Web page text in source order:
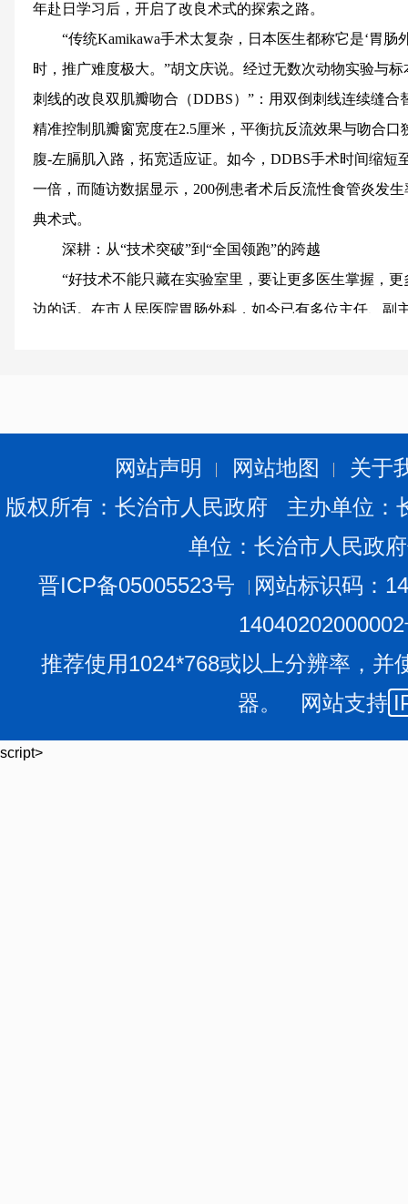
年赴日学习后，开启了改良术式的探索之路。
“传统Kamikawa手术太复杂，日本医生都称它是‘胃肠
时，推广难度极大。”胡文庆说。经过无数次动物实验与
刺线的改良双肌瓣吻合（DDBS）”：用双倒刺线连续缝
精准控制肌瓣窗宽度在2.5厘米，平衡抗反流效果与吻合
腹-左膈肌入路，拓宽适应证。如今，DDBS手术时间缩短
一倍，而随访数据显示，200例患者术后反流性食管炎发
典术式。
深耕：从“技术突破”到“全国领跑”的跨越
“好技术不能只藏在实验室里，要让更多医生掌握，
边的话。在市人民医院胃肠外科，如今已有多位主任、副
版），为行业提供“中国方案”。
香、睡觉稳，恢复得很好’。”这样的患者反馈，让胡文庆
如今，DDBS技术已辐射全国多个省市，越来越多医
师协会外科医师年会上，胡文庆作《肌瓣吻合的历程与发
“从拱桥式单肌瓣到U形肌瓣吻合，中国学者的原创
患者的福音。”胡文庆说。目前，他正牵头开展全国多中
多中心随机对照研究，数据出来后，能为全球胃癌诊疗提
网站声明 网站地图
关于
版权所有：长治市人民政府 主办单位
单位：长治市人民政
晋ICP备05005523号
网站标识码：
推荐使用1024*768或以上分辨率，并
器。 网站支持
script>